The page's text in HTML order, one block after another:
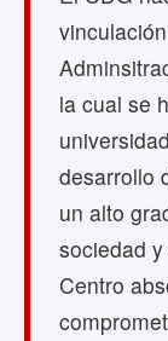
la cual se
desarrollo
un alto
sociedad
Centro